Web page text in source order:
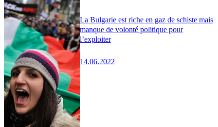
La Bulgarie est riche en gaz de schiste mais
manque de volonté politique pour
l’exploiter
14.06.2022